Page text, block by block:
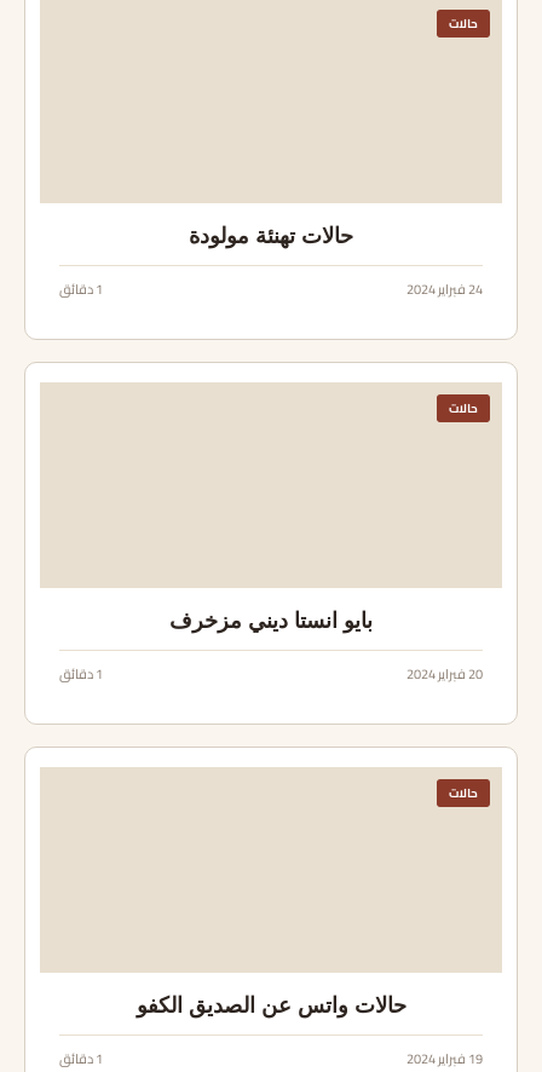
حالات
حالات تهنئة مولودة
24 فبراير 2024 1 دقائق
حالات
بايو انستا ديني مزخرف
20 فبراير 2024 1 دقائق
حالات
حالات واتس عن الصديق الكفو
19 فبراير 2024 1 دقائق